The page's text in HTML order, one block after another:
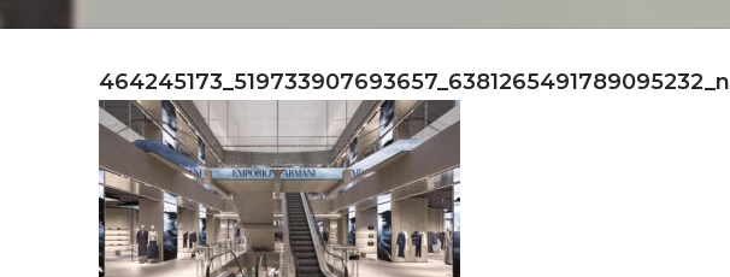
464245173_519733907693657_6381265491789095232_n